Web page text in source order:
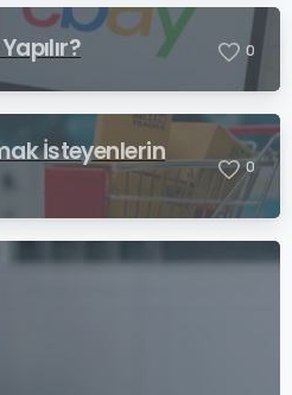
0
İsteyenlerin
0